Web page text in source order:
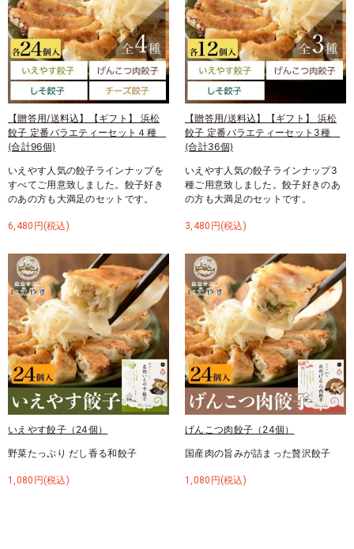
【贈答用/送料込】【ギフト】 浜松
餃子 定番バラエティーセット４種
(合計96個)
いえやす人気の餃子ラインナップを
すべてご用意致しました。餃子好き
のあの方も大満足のセットです。
6,480円(税込)
【贈答用/送料込】【ギフト】 浜松
餃子 定番バラエティーセット3種
(合計36個)
いえやす人気の餃子ラインナップ3
種ご用意致しました。餃子好きのあ
の方も大満足のセットです。
3,480円(税込)
いえやす餃子（24個）
野菜たっぷり だし香る和餃子
1,080円(税込)
げんこつ肉餃子（24個）
国産肉の旨みが詰まった贅沢餃子
1,080円(税込)